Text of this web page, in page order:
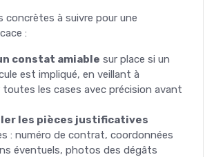
concrètes à suivre pour une
:
constat amiable sur place si un
est impliqué, en veillant à
les cases avec précision avant
les pièces justificatives
: numéro de contrat, coordonnées
éventuels, photos des dégâts